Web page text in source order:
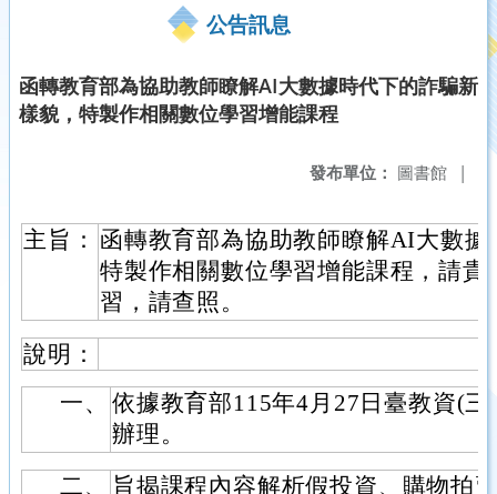
公告訊息
函轉教育部為協助教師瞭解AI大數據時代下的詐騙新
樣貌，特製作相關數位學習增能課程
發布單位： 圖書館 |
主旨： 函轉教育部為協助教師瞭解AI大數
特製作相關數位學習增能課程，請
習，請查照。
說明：
一、
依據教育部115年4月27日臺教資(
辦理。
二、
旨揭課程內容解析假投資、購物拍